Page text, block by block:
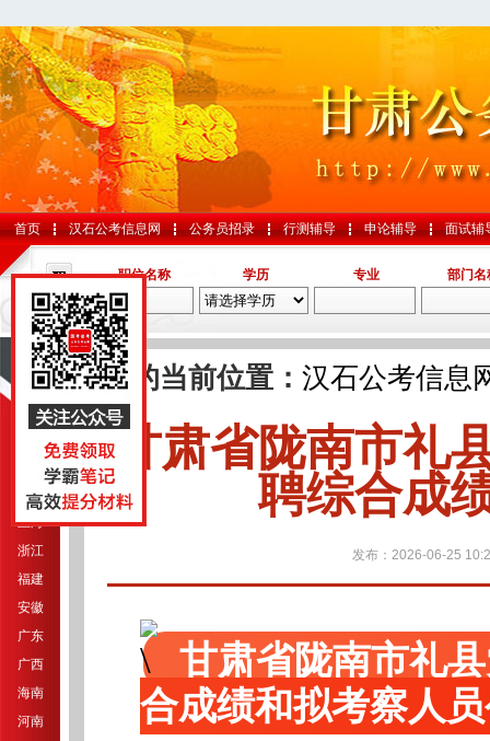
首页 汉石公考信息网 公务员招录 行测辅导 申论辅导 面试辅
职位名称 学历 专业 部门名
导航
江苏
上海
浙江
福建
安徽
广东
广西
海南
河南
您的当前位置： 汉石公考信息
甘肃省陇南市礼
聘综合成
发布：2026-06-25
甘肃省陇南市礼
合成绩和拟考察人